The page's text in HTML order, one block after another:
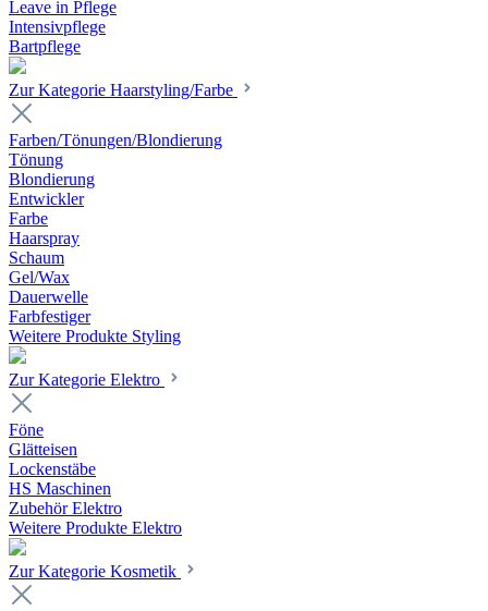
Leave in Pflege
Intensivpflege
Bartpflege
Zur Kategorie Haarstyling/Farbe
Farben/Tönungen/Blondierung
Tönung
Blondierung
Entwickler
Farbe
Haarspray
Schaum
Gel/Wax
Dauerwelle
Farbfestiger
Weitere Produkte Styling
Zur Kategorie Elektro
Föne
Glätteisen
Lockenstäbe
HS Maschinen
Zubehör Elektro
Weitere Produkte Elektro
Zur Kategorie Kosmetik